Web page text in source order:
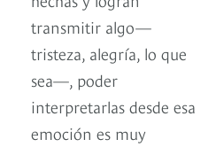
transmitir algo—
tristeza, alegría, lo que
sea—, poder
interpretarlas desde esa
emoción es muy